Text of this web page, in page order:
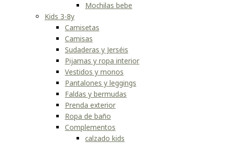
Mochilas bebe
Kids 3-8y
Camisetas
Camisas
Sudaderas y Jerséis
Pijamas y ropa interior
Vestidos y monos
Pantalones y leggings
Faldas y bermudas
Prenda exterior
Ropa de baño
Complementos
calzado kids